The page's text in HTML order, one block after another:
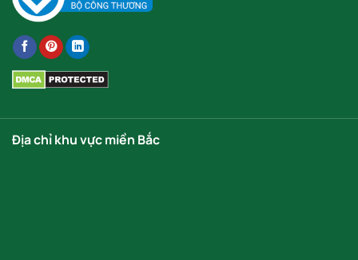
Địa chỉ khu vực miền Bắc